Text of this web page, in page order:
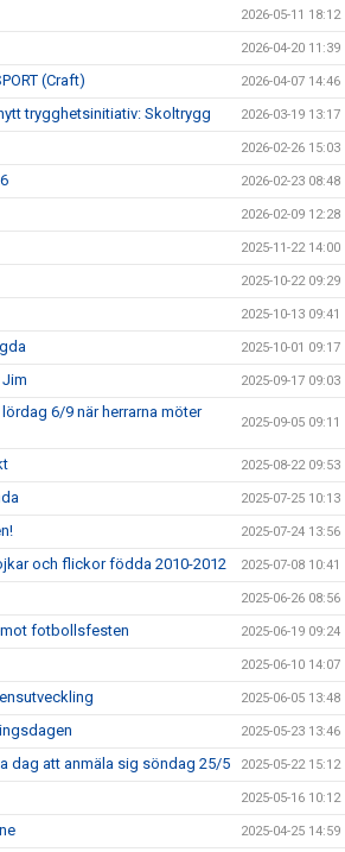
2026-05-11 18:12
2026-04-20 11:39
(Craft) 2026-04-07 14:46
trygghetsinitiativ: Skoltrygg 2026-03-19 13:17
2026-02-26 15:03
2026-02-23 08:48
2026-02-09 12:28
2025-11-22 14:00
2025-10-22 09:29
2025-10-13 09:41
2025-10-01 09:17
2025-09-17 09:03
6/9 när herrarna möter
2025-09-05 09:11
2025-08-22 09:53
2025-07-25 10:13
2025-07-24 13:56
och flickor födda 2010-2012 2025-07-08 10:41
2025-06-26 08:56
fotbollsfesten 2025-06-19 09:24
2025-06-10 14:07
2025-06-05 13:48
2025-05-23 13:46
dag att anmäla sig söndag 25/5 2025-05-22 15:12
2025-05-16 10:12
2025-04-25 14:59